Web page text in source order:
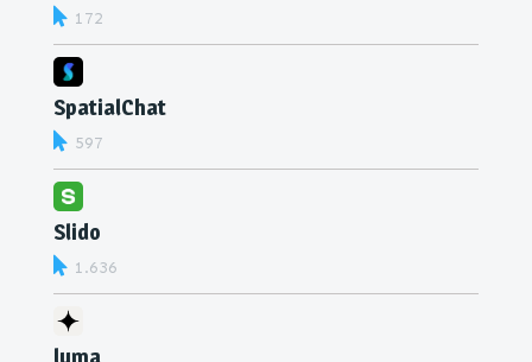
172
SpatialChat
597
Slido
1.636
luma